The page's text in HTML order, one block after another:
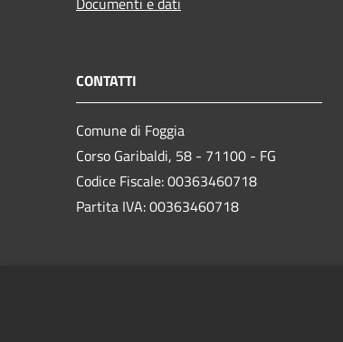
CONTATTI
Comune di Foggia
Corso Garibaldi, 58 - 71100 - FG
Codice Fiscale: 00363460718
Partita IVA: 00363460718